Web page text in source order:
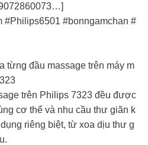
#bonngamchan #
từng đầu massage trên máy m
trên Philips 7323 đều được
cơ thể và nhu cầu thư giãn k
riêng biệt, từ xoa dịu thư g